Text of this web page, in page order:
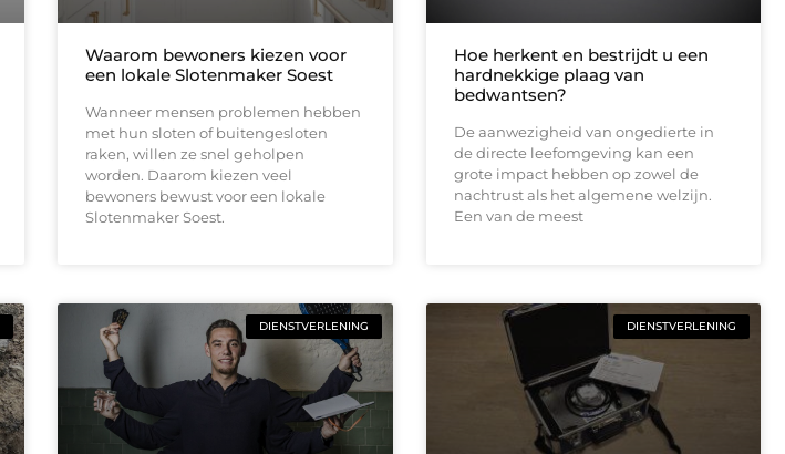
Waarom bewoners kiezen voor
een lokale Slotenmaker Soest
Wanneer mensen problemen hebben
met hun sloten of buitengesloten
raken, willen ze snel geholpen
worden. Daarom kiezen veel
bewoners bewust voor een lokale
Slotenmaker Soest.
Hoe herkent en bestrijdt u een
hardnekkige plaag van
bedwantsen?
De aanwezigheid van ongedierte in
de directe leefomgeving kan een
grote impact hebben op zowel de
nachtrust als het algemene welzijn.
Een van de meest
DIENSTVERLENING DIENSTVERLENING